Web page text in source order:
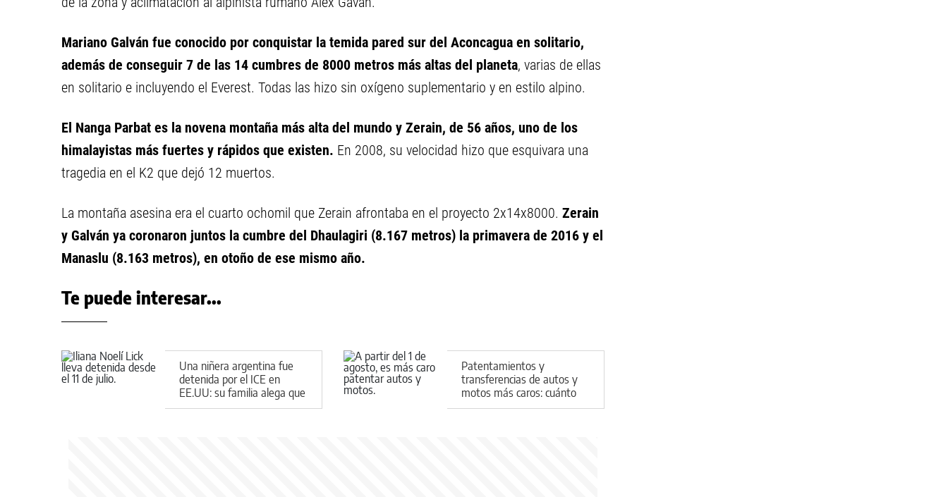
Mariano Galván fue conocido por conquistar la temida pared sur del Aconcagua en solitario,
además de conseguir 7 de las 14 cumbres de 8000 metros más altas del planeta, varias de ellas
en solitario e incluyendo el Everest. Todas las hizo sin oxígeno suplementario y en estilo alpino.
El Nanga Parbat es la novena montaña más alta del mundo y Zerain, de 56 años, uno de los
himalayistas más fuertes y rápidos que existen. En 2008, su velocidad hizo que esquivara una
tragedia en el K2 que dejó 12 muertos.
La montaña asesina era el cuarto ochomil que Zerain afrontaba en el proyecto 2x14x8000. Zerain
y Galván ya coronaron juntos la cumbre del Dhaulagiri (8.167 metros) la primavera de 2016 y el
Manaslu (8.163 metros), en otoño de ese mismo año.
Te puede interesar...
Una niñera argentina fue
detenida por el ICE en
EE.UU: su familia alega que
entró de forma legal
Patentamientos y
transferencias de autos y
motos más caros: cuánto
costarán los trámites